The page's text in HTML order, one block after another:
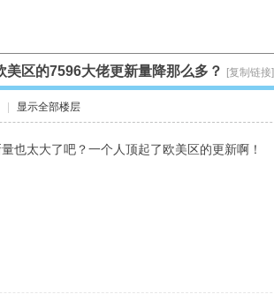
美区的7596大佬更新量降那么多？ [复制链接]
显示全部楼层
也太大了吧？一个人顶起了欧美区的更新啊！